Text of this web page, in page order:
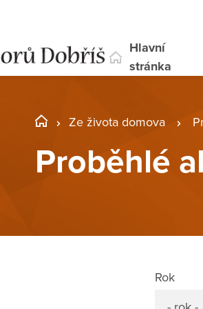
Hlavní
stránka
Ze života domova
Proběhlé
Rok